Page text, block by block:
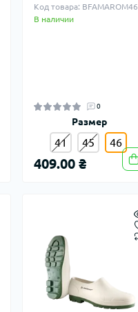
Код товара: BFАМАRОM46
В наличии
0
Размер
41 45 46
409.00 ₴